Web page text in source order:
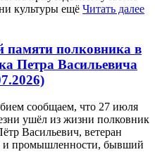
культуры ещё Читать далее
памяти полковника в
Петра Васильевича
сообщаем, что 27 июля
ушёл из жизни полковник
Васильевич, ветеран
и промышленности, бывший